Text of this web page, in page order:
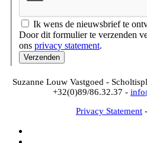
Suzanne Louw Vastgoed -
+32(0)89/86.32.37 -
Privacy Statement -